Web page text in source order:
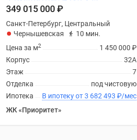
349 015 000₽
Санкт-Петербург, Центральный
Чернышевская
10 мин.
1 450 000 ₽
Цена за м2
32А
Корпус
7
Этаж
под чистовую
Отделка
В ипотеку от 3 682 493 ₽/мес
Ипотека
ЖК «Приоритет»